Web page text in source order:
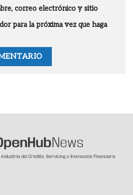
correo electrónico y sitio
para la próxima vez que haga